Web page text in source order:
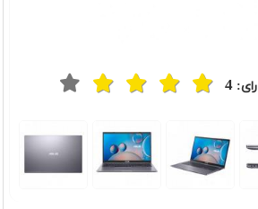
رای: 4